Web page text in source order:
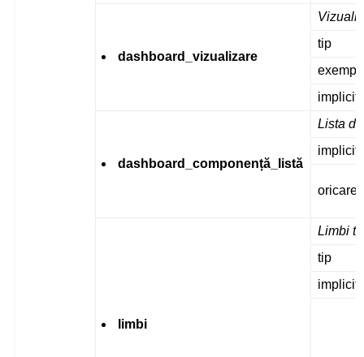
dashboard_vizualizare
tip
implicit
dashboard_componență_listă
Lista
implicit
limbi
Limbi
tip
implicit